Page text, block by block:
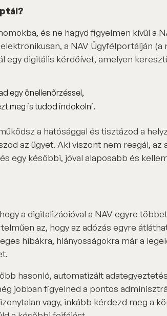
és ne hagyd figyelmen kívül a
a NAV Ügyfélportálján (a
egy digitális kérdőívet, amelyen
egy önellenőrzéssel,
meg is tudod indokolni.
a hatósággal és tisztázod a
az ügyet. Aki viszont nem reagál, az
egy későbbi, jóval alaposabb és
a digitalizációval a NAV egyre
az, hogy az adózás egyre
hibákra, hiányosságokra már a
hasonló, automatizált
jobban figyelned a pontos
vagy, inkább kérdezd meg a